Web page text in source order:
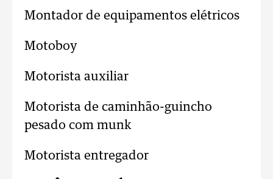
Montador de equipamentos elétricos
Motoboy
Motorista auxiliar
Motorista de caminhão-guincho
pesado com munk
Motorista entregador